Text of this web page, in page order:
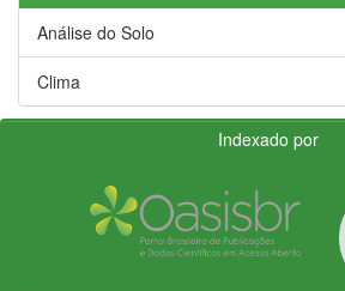
Análise do Solo
Clima
Indexado por